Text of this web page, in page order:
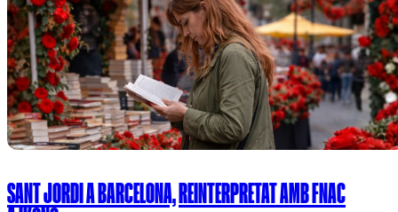
SANT JORDI A BARCELONA, REINTERPRETAT AMB FNAC